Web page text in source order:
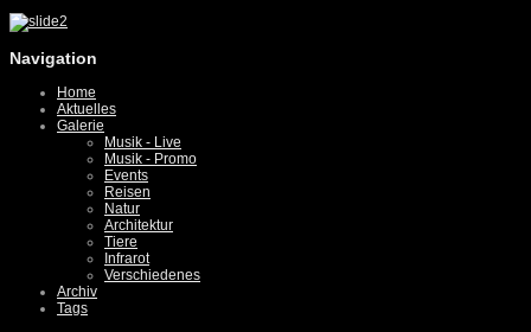
Navigation
Home
Aktuelles
Galerie
Musik - Live
Musik - Promo
Events
Reisen
Natur
Architektur
Tiere
Infrarot
Verschiedenes
Archiv
Tags